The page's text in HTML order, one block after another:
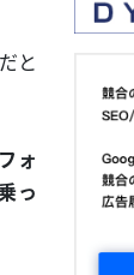
と
ォ
っ